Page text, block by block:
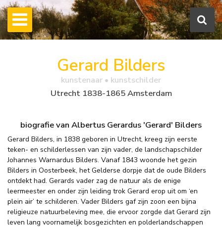
Gerard Bilders
kunstenaar • kunstschilder
Utrecht 1838-1865 Amsterdam
biografie van Albertus Gerardus 'Gerard' Bilders
Gerard Bilders, in 1838 geboren in Utrecht, kreeg zijn eerste
teken- en schilderlessen van zijn vader, de landschapschilder
Johannes Warnardus Bilders. Vanaf 1843 woonde het gezin
Bilders in Oosterbeek, het Gelderse dorpje dat de oude Bilders
ontdekt had. Gerards vader zag de natuur als de enige
leermeester en onder zijn leiding trok Gerard erop uit om ‘en
plein air’ te schilderen. Vader Bilders gaf zijn zoon een bijna
religieuze natuurbeleving mee, die ervoor zorgde dat Gerard zijn
leven lang voornamelijk bosgezichten en polderlandschappen